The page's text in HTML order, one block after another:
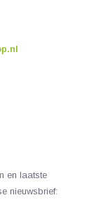
en laatste
nieuwsbrief: